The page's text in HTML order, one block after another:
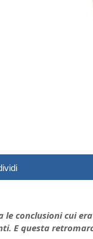
le conclusioni cui
E questa